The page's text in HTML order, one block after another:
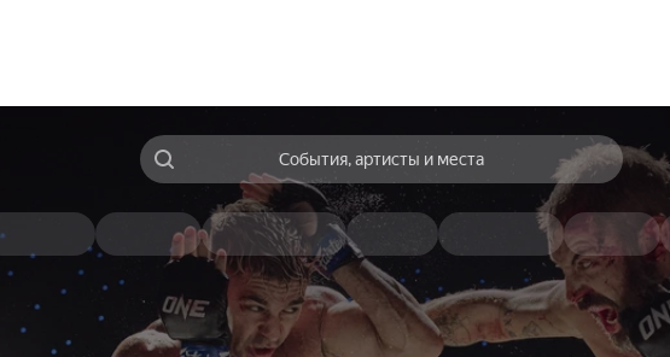
События, артисты и места